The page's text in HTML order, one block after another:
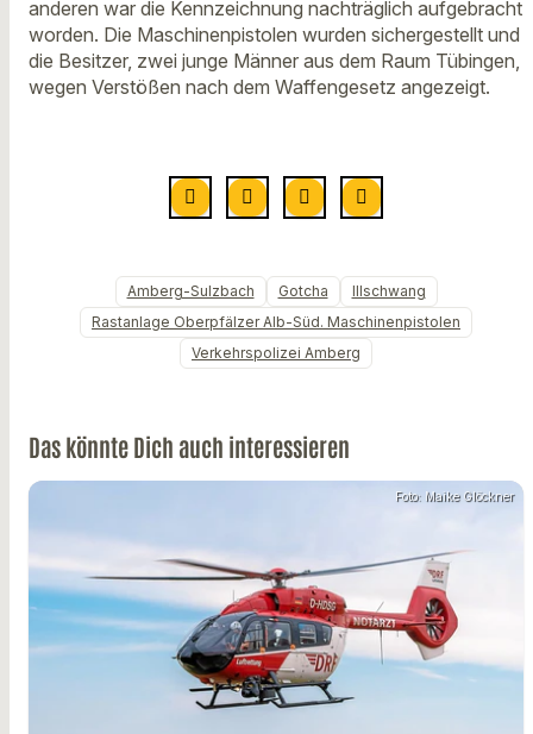
anderen war die Kennzeichnung nachträglich aufgebracht
worden. Die Maschinenpistolen wurden sichergestellt und
die Besitzer, zwei junge Männer aus dem Raum Tübingen,
wegen Verstößen nach dem Waffengesetz angezeigt.
Amberg-Sulzbach Gotcha
Illschwang
Rastanlage Oberpfälzer Alb-Süd. Maschinenpistolen
Verkehrspolizei Amberg
Das könnte Dich auch interessieren
Foto: Maike Glöckner